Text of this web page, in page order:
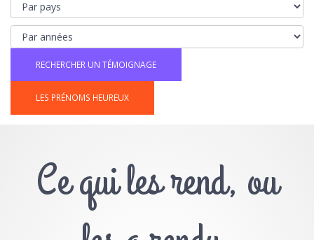
LES PRÉNOMS HEUREUX
Ce qui les rend, ou